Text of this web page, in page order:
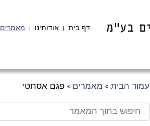
דף בית | אודותינו | מאמרים
עמוד הבית » מאמרים » פגם אסתטי